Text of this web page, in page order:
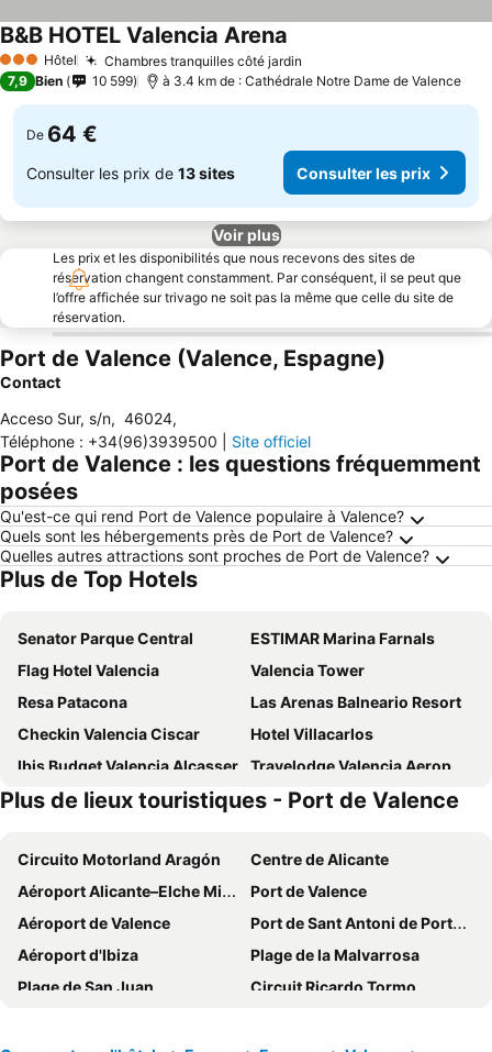
3 ÉtoilesHôtel Chambres tranquilles côté jardin
B&B HOTEL Valencia Arena
7,9 Bien 10 599 à 3.4 km de : Cathédrale Notre Dame de Valence
De 64 €
Consulter les prix de 13 sites Consulter les prix
Voir plus
Les prix et les disponibilités que nous recevons des sites de
réservation changent constamment. Par conséquent, il se peut que
l’offre affichée sur trivago ne soit pas la même que celle du site de
réservation.
Port de Valence (Valence, Espagne)
Contact
Acceso Sur, s/n, 46024,
Téléphone : +34(96)3939500 Site officiel
Port de Valence : les questions fréquemment
posées
Qu'est-ce qui rend Port de Valence populaire à Valence?
Quels sont les hébergements près de Port de Valence?
Quelles autres attractions sont proches de Port de Valence?
Plus de Top Hotels
Senator Parque Central
ESTIMAR Marina Farnals
Flag Hotel Valencia
Valencia Tower
Resa Patacona
Las Arenas Balneario Resort
Checkin Valencia Ciscar
Hotel Villacarlos
Ibis Budget Valencia Alcasser
Travelodge Valencia Aeropuerto
Port Azafata Valencia
Olympia Hotel Events & Spa
Hotel Loob Valencia
Hotel Turia Valencia
Only YOU Hotel Valencia
Ilunion Valencia 3
Hotel Neptuno
Hotel Albufera
One Shot Colón
Hotel Xon's Valencia
Port Feria Valencia
Ilunion Valencia 4
Plus de lieux touristiques - Port de Valence
Circuito Motorland Aragón
Centre de Alicante
Aéroport Alicante–Elche Miguel Hernández
Port de Valence
Aéroport de Valence
Port de Sant Antoni de Portmany
Aéroport d'Ibiza
Plage de la Malvarrosa
Plage de San Juan
Circuit Ricardo Tormo